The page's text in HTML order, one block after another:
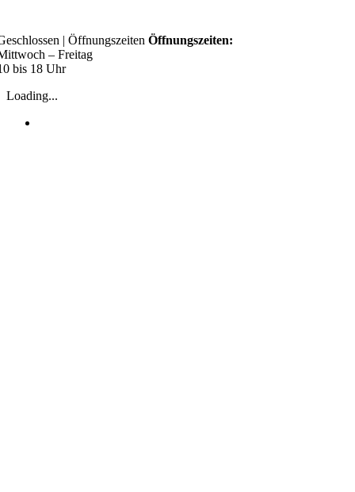
content
| Öffnungszeiten Öffnungszeiten:
– Freitag
bis 18 Uhr
Loading...